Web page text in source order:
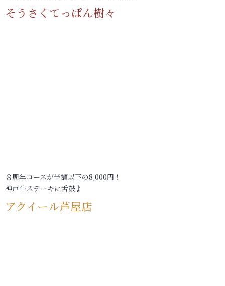
そうさくてっぱん樹々
８周年コースが半額以下の8,000円！
神戸牛ステーキに舌鼓♪
アクイール芦屋店